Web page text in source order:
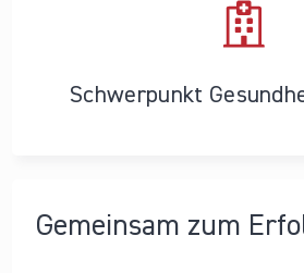
Schwerpunkt
Gemeinsam zum